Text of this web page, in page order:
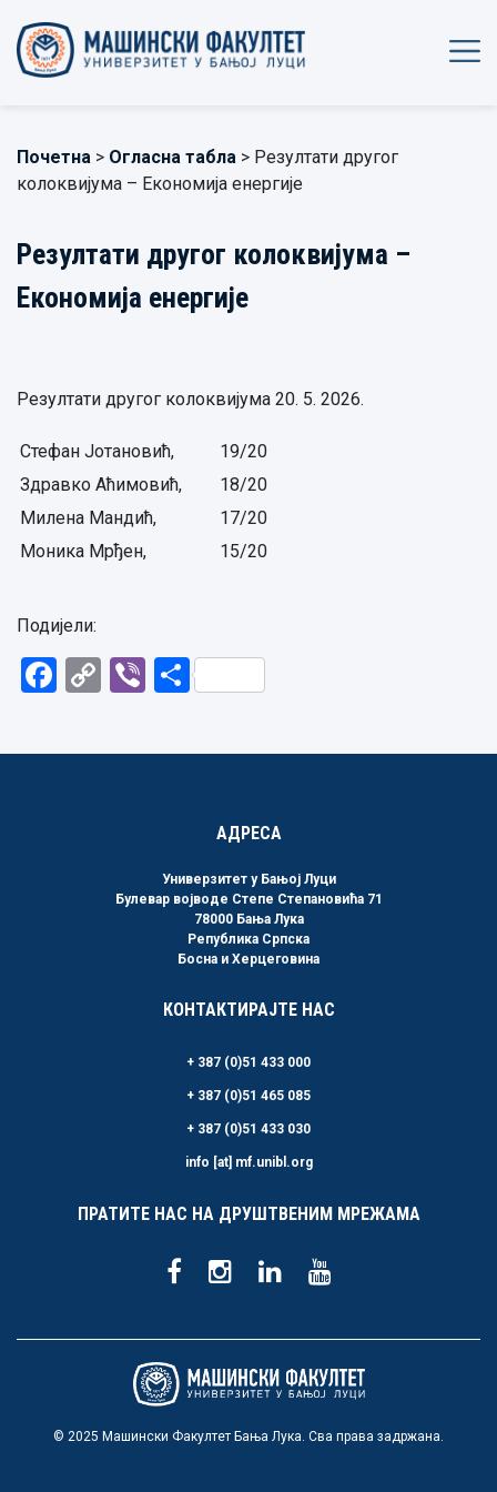
Почетна > Огласна табла > Резултати другог
колоквијума – Економија енергије
Резултати другог колоквијума –
Економија енергије
Резултати другог колоквијума 20. 5. 2026.
Стефан Јотановић,
19/20
Здравко Аћимовић,
18/20
Милена Мандић,
17/20
Моника Мрђен,
15/20
Подијели:
Facebook
CopyViberShare
АДРЕСА
Универзитет у Бањој Луци
Булевар војводе Степе Степановића 71
78000 Бања Лука
Република Српска
Босна и Херцеговина
КОНТАКТИРАЈТЕ НАС
+ 387 (0)51 433 000
+ 387 (0)51 465 085
+ 387 (0)51 433 030
info [at] mf.unibl.org
ПРАТИТЕ НАС НА ДРУШТВЕНИМ МРЕЖАМА
© 2025 Машински Факултет Бања Лука. Сва права задржана.